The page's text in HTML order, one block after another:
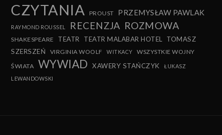
CZYTANIA
PROUST PRZEMYSŁAW PAWLAK
RAYMOND ROUSSEL RECENZJA ROZMOWA
SHAKESPEARE TEATR TEATR MALABAR HOTEL
TOMASZ
SZERSZEŃ
VIRGINIA WOOLF WITKACY
WSZYSTKIE WOJNY
ŚWIATA WYWIAD XAWERY STAŃCZYK
ŁUKASZ
LEWANDOWSKI